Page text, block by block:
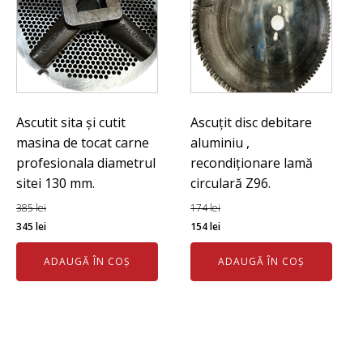
Ascutit sita și cutit
masina de tocat carne
profesionala diametrul
sitei 130 mm.
385lei
Prețul
inițial
fost:
345 leiPrețul
curent
este:
345 lei.
ADAUGĂ ÎN COȘ
Ascuțit disc debitare
aluminiu ,
recondiționare lamă
circulară Z96.
174lei
Prețul
inițial
fost:
154leiPrețul
curent
este:
154 lei.
ADAUGĂ ÎN COȘ